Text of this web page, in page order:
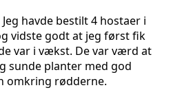
havde bestilt 4 hostaer i
vidste godt at jeg først fik
var i vækst. De var værd at
sunde planter med god
omkring rødderne.